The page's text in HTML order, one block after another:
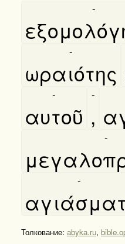
-
ωραιότης
-
αυτοῦ
-
,
-
-
-
Толкование: abyka.ru,